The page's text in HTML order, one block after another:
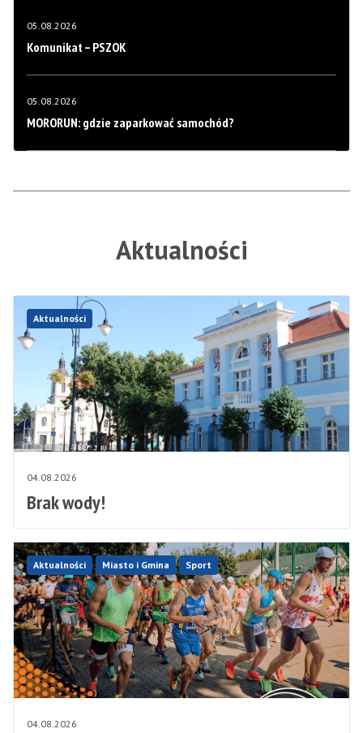
05.08.2026
Komunikat – PSZOK
05.08.2026
MORORUN: gdzie zaparkować samochód?
Aktualności
Aktualności
04.08.2026
Brak wody!
Aktualności Miasto i Gmina Sport
04.08.2026